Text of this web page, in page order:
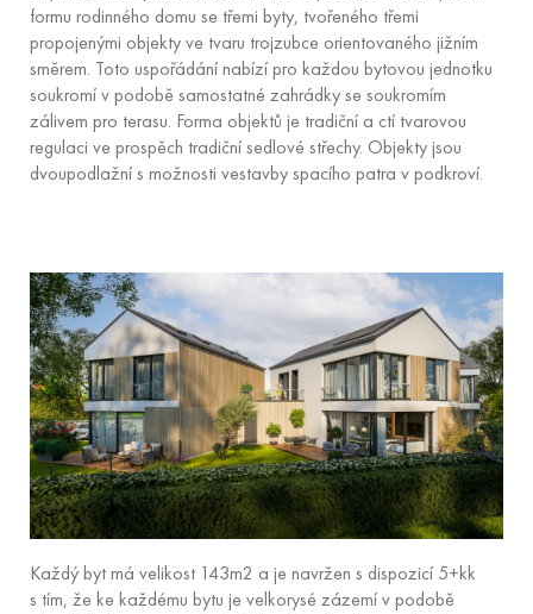
formu rodinného domu se třemi byty, tvořeného třemi
propojenými objekty ve tvaru trojzubce orientovaného jižním
směrem. Toto uspořádání nabízí pro každou bytovou jednotku
soukromí v podobě samostatné zahrádky se soukromím
zálivem pro terasu. Forma objektů je tradiční a ctí tvarovou
regulaci ve prospěch tradiční sedlové střechy. Objekty jsou
dvoupodlažní s možnosti vestavby spacího patra v podkroví.
Každý byt má velikost 143m2 a je navržen s dispozicí 5+kk
s tím, že ke každému bytu je velkorysé zázemí v podobě